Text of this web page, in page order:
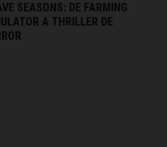
SEASONS: DE FARMING
A THRILLER DE